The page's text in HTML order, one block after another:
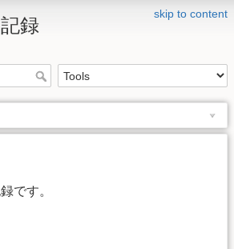
skip to content
録
です。